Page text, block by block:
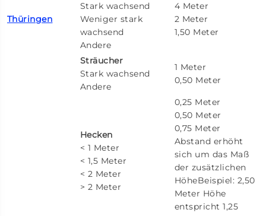
Thüringen
Stark wachsend
Weniger stark
wachsend
Andere
4 Meter
2 Meter
1,50 Meter
Sträucher
Stark wachsend
Andere
1 Meter
0,50 Meter
Hecken
< 1 Meter
< 1,5 Meter
< 2 Meter
> 2 Meter
0,25 Meter
0,50 Meter
0,75 Meter
Abstand erhöht
sich um das Maß
der zusätzlichen
HöheBeispiel: 2,50
Meter Höhe
entspricht 1,25